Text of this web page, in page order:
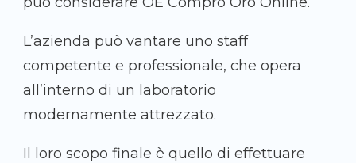
L’azienda può vantare uno staff
competente e professionale, che opera
all’interno di un laboratorio
modernamente attrezzato.
Il loro scopo finale è quello di effettuare